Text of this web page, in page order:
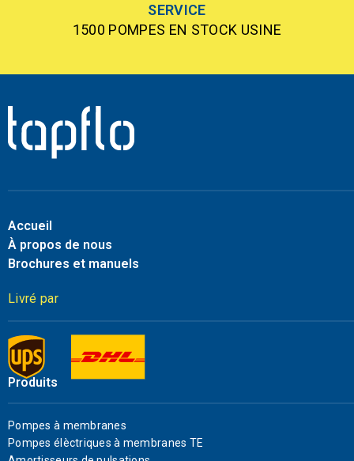
SERVICE
1500 POMPES EN STOCK USINE
Accueil
À propos de nous
Brochures et manuels
Livré par
Produits
Pompes à membranes
Pompes élèctriques à membranes TE